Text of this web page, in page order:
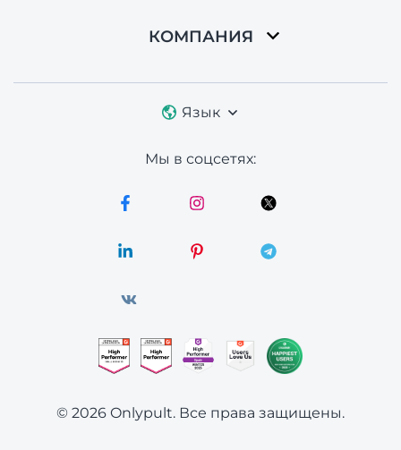
КОМПАНИЯ
Язык
Мы в соцсетях:
© 2026 Onlypult. Все права защищены.